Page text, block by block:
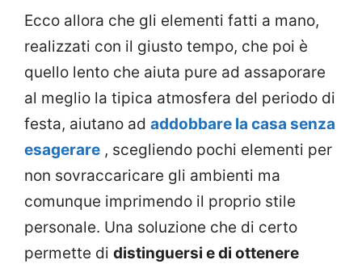
Ecco allora che gli elementi fatti a mano,
realizzati con il giusto tempo, che poi è
quello lento che aiuta pure ad assaporare
al meglio la tipica atmosfera del periodo di
festa, aiutano ad addobbare la casa senza
esagerare , scegliendo pochi elementi per
non sovraccaricare gli ambienti ma
comunque imprimendo il proprio stile
personale. Una soluzione che di certo
permette di distinguersi e di ottenere